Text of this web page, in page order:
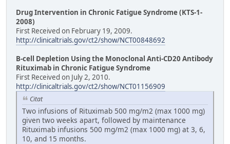
Drug Intervention in Chronic Fatigue Syndrome (KTS-1-
2008)
First Received on February 19, 2009.
http://clinicaltrials.gov/ct2/show/NCT00848692
B-cell Depletion Using the Monoclonal Anti-CD20 Antibody
Rituximab in Chronic Fatigue Syndrome
First Received on July 2, 2010.
http://clinicaltrials.gov/ct2/show/NCT01156909
Citat
Two infusions of Rituximab 500 mg/m2 (max 1000 mg)
given two weeks apart, followed by maintenance
Rituximab infusions 500 mg/m2 (max 1000 mg) at 3, 6,
10, and 15 months.